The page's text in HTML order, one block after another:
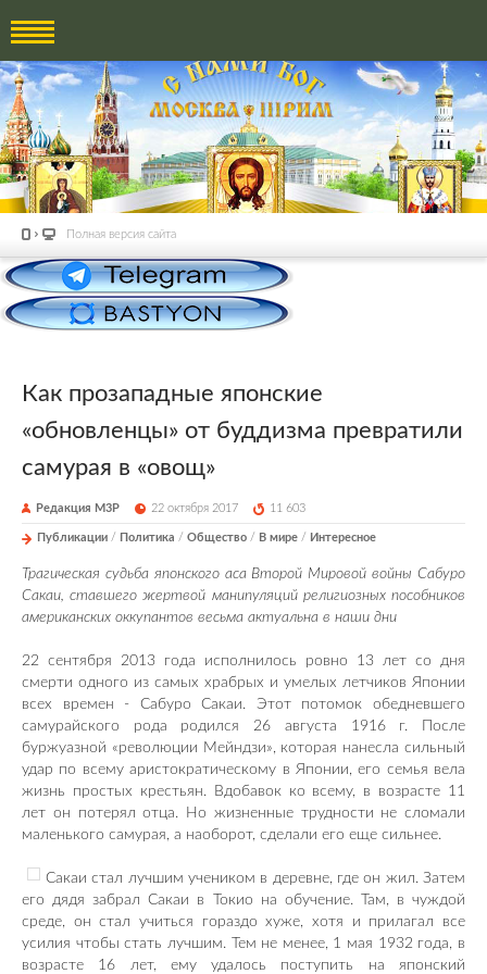
Полная версия сайта
Как прозападные японские
«обновленцы» от буддизма превратили
самурая в «овощ»
Редакция М3Р 22 октября 2017 11 603
Публикации / Политика / Общество / В мире / Интересное
Трагическая судьба японского аса Второй Мировой войны Сабуро
Сакаи, ставшего жертвой манипуляций религиозных пособников
американских оккупантов весьма актуальна в наши дни
22 сентября 2013 года исполнилось ровно 13 лет со дня
смерти одного из самых храбрых и умелых летчиков Японии
всех времен - Сабуро Сакаи. Этот потомок обедневшего
самурайского рода родился 26 августа 1916 г. После
буржуазной «революции Мейндзи», которая нанесла сильный
удар по всему аристократическому в Японии, его семья вела
жизнь простых крестьян. Вдобавок ко всему, в возрасте 11
лет он потерял отца. Но жизненные трудности не сломали
маленького самурая, а наоборот, сделали его еще сильнее.
Сакаи стал лучшим учеником в деревне, где он жил. Затем
его дядя забрал Сакаи в Токио на обучение. Там, в чуждой
среде, он стал учиться гораздо хуже, хотя и прилагал все
усилия чтобы стать лучшим. Тем не менее, 1 мая 1932 года, в
возрасте 16 лет, ему удалось поступить на японский